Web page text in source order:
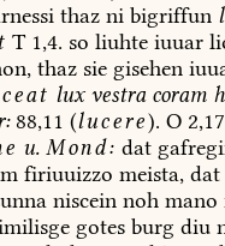
thaznibigriffun
T1,4. so liuhte iuuar
thazsiegisehen
luxvestracoram
88,11 (lucere). O
u. Mond: dat
firiuuizzo meista, dat
nisceinnohmano
gotesburg diu